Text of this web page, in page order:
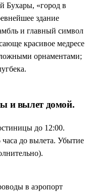
Бухары, «город в
здание
и главный символ
красивое медресе
орнаментами;
и вылет домой.
до 12:00.
часа до вылета. Убытие
в аэропорт